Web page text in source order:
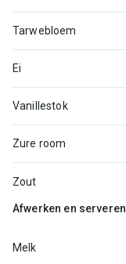
Tarwebloem
Ei
Vanillestok
Zure room
Zout
Afwerken en serveren
Melk